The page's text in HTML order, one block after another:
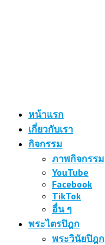
หน้าแรก
เกี่ยวกับเรา
กิจกรรม
ภาพกิจกรรม
YouTube
Facebook
TikTok
อื่น ๆ
พระไตรปิฎก
พระวินัยปิฎก